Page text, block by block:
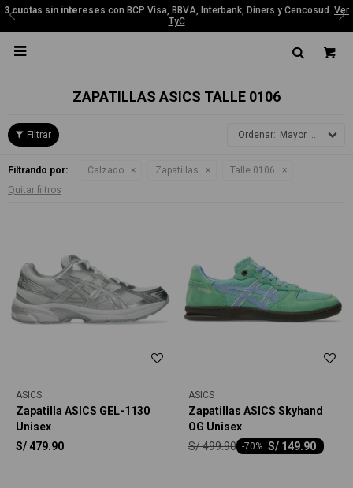
3 cuotas sin intereses con BCP Visa, BBVA, Interbank, Diners y Cencosud. Ver
TyC

ZAPATILLAS ASICS TALLE 0106
Mayor precio
Filtrando por: Calzado Zapatillas
Talle 0106
Quitar filtros
ASICS
Zapatilla ASICS GEL-1130
Unisex
S/ 479.90
ASICS
Zapatillas ASICS Skyhand
OG Unisex
S/ 149.90
-70
S/499.90